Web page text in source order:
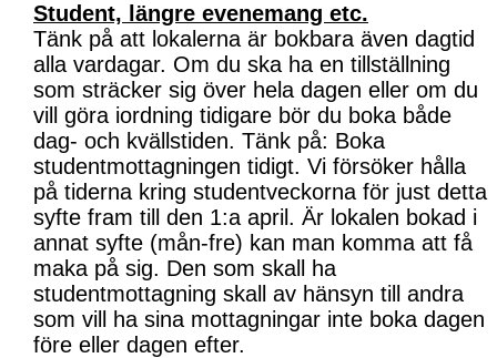
Student, längre evenemang etc.
Tänk på att lokalerna är bokbara även dagtid
alla vardagar. Om du ska ha en tillställning
som sträcker sig över hela dagen eller om du
vill göra iordning tidigare bör du boka både
dag- och kvällstiden. Tänk på: Boka
studentmottagningen tidigt. Vi försöker hålla
på tiderna kring studentveckorna för just detta
syfte fram till den 1:a april. Är lokalen bokad i
annat syfte (mån-fre) kan man komma att få
maka på sig. Den som skall ha
studentmottagning skall av hänsyn till andra
som vill ha sina mottagningar inte boka dagen
före eller dagen efter.